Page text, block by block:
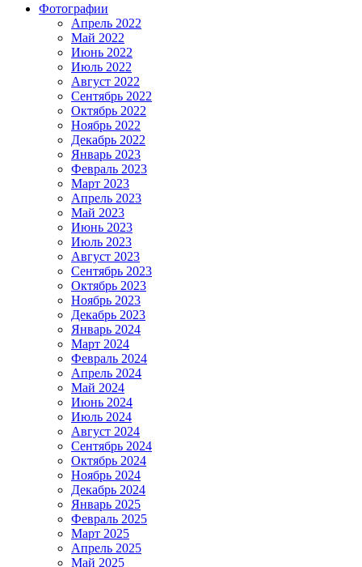
Фотографии
Апрель 2022
Май 2022
Июнь 2022
Июль 2022
Август 2022
Сентябрь 2022
Октябрь 2022
Ноябрь 2022
Декабрь 2022
Январь 2023
Февраль 2023
Март 2023
Апрель 2023
Май 2023
Июнь 2023
Июль 2023
Август 2023
Сентябрь 2023
Октябрь 2023
Ноябрь 2023
Декабрь 2023
Январь 2024
Март 2024
Февраль 2024
Апрель 2024
Май 2024
Июнь 2024
Июль 2024
Август 2024
Сентябрь 2024
Октябрь 2024
Ноябрь 2024
Декабрь 2024
Январь 2025
Февраль 2025
Март 2025
Апрель 2025
Май 2025